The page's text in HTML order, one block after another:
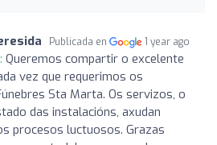
Publicada en 1 year ago
Queremos compartir o excelente
vez que requerimos os
Sta Marta. Os servizos, o
das instalacións, axudan
procesos luctuosos. Grazas